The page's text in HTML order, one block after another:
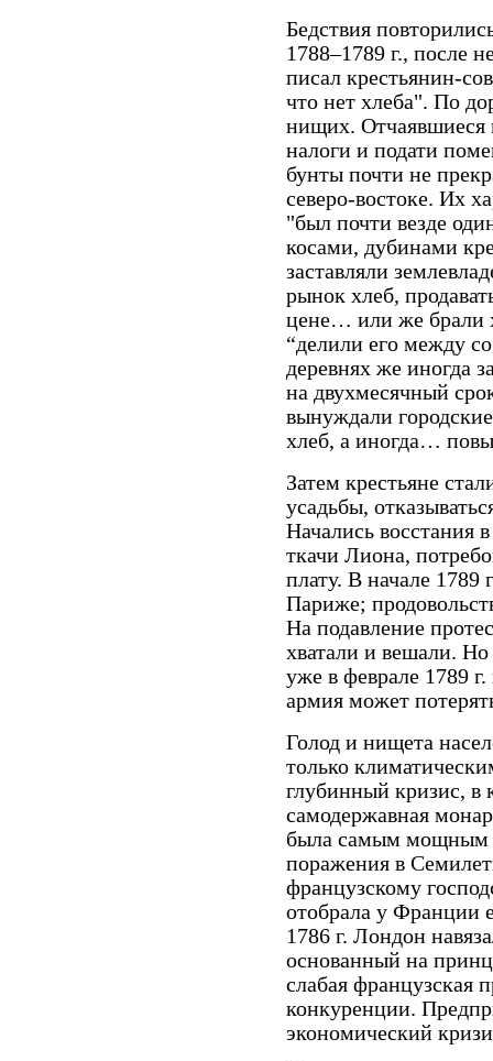
Бедствия
1788–1789 г., после
писал крестьянин-
что нет хлеба". По
нищих. Отчаявшиеся
налоги и подати
бунты почти не
северо-востоке. Их
"был почти везде
косами, дубинами
заставляли
рынок хлеб,
цене… или же брали
“делили его между
деревнях же иногда
на двухмесячный
вынуждали
хлеб, а иногда…
Затем крестьяне
усадьбы,
Начались восстания
ткачи Лиона,
плату. В начале 1789
Париже;
На подавление
хватали и вешали.
уже в феврале 1789
армия может
Голод и нищета
только
глубинный кризис, в
самодержавная
была самым мощным
поражения в
французскому
отобрала у Франции
1786 г. Лондон
основанный на
слабая французская
конкуренции.
экономический